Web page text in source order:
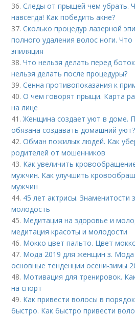
36.Следы от прыщей чем убрать.
навсегда! Как победить акне?
37.Сколько процедур лазерной
полного удаления волос ноги. Что
эпиляция
38.Что нельзя делать перед
нельзя делать после процедуры?
39.Сенна противопоказания к
40.О чем говорят прыщи. Карта
на лице
41.Женщина создает уют в доме.
обязана создавать домашний уют?
42.Обман пожилых людей. Как
родителей от мошенников
43. Как увеличить
мужчин. Как улучшить
мужчин
44. 45 лет актрисы. Знаменитости
молодость
45. Медитация на здоровье и
медитация красоты и молодости
46. Мокко цвет пальто. Цвет
47. Мода 2019 для женщин з.
основные тенденции осени-зимы
48. Мотивация для тренировок.
на спорт
49. Как привести волосы в
быстро. Как быстро привести